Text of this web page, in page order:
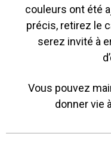
couleurs ont été
précis, retirez le
serez invité à
Vous pouvez
donner vie